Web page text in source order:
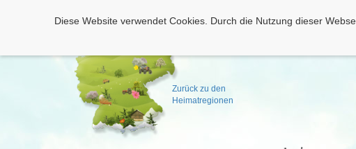
Zurück zu den
Heimatregionen
Diese Website verwendet Cookies. Durch die Nutzung dieser